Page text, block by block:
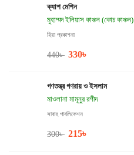
ক্যাশ মেশিন
মুহাম্মদ ইলিয়াস কাঞ্চন (কোচ কাঞ্চন)
হিয়া প্রকাশনা
440৳ 330৳
গণতন্ত্র গণরায় ও ইসলাম
মাওলানা মামূনুর রশীদ
সাবাহ পাবলিকেশন
300৳ 215৳